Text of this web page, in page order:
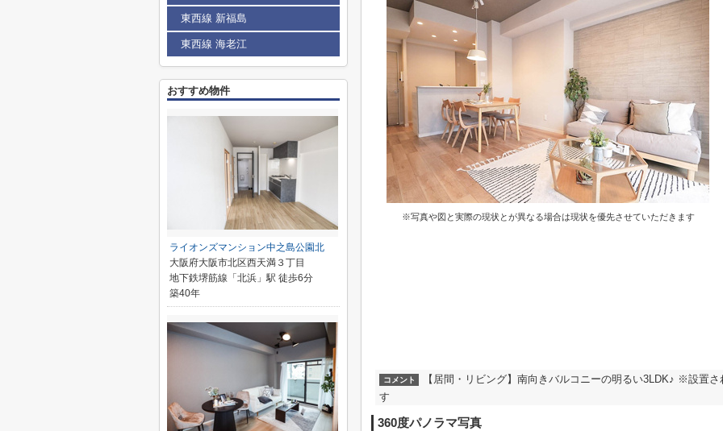
※写真や図と実際の現状とが異なる場合は現状を優先させていただきます
コメント
【居間・リビング】南向きバルコニーの明るい3LDK♪ ※設置
す
360度パノラマ写真
東西線 新福島
東西線 海老江
おすすめ物件
ライオンズマンション中之島公園北
大阪府大阪市北区西天満３丁目
地下鉄堺筋線「北浜」駅 徒歩6分
築40年